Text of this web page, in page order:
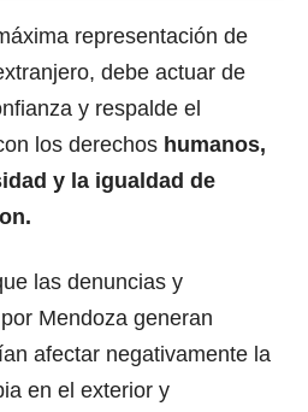
representación de
debe actuar de
y respalde el
los derechos humanos,
y la igualdad de
las denuncias y
Mendoza generan
afectar negativamente la
en el exterior y